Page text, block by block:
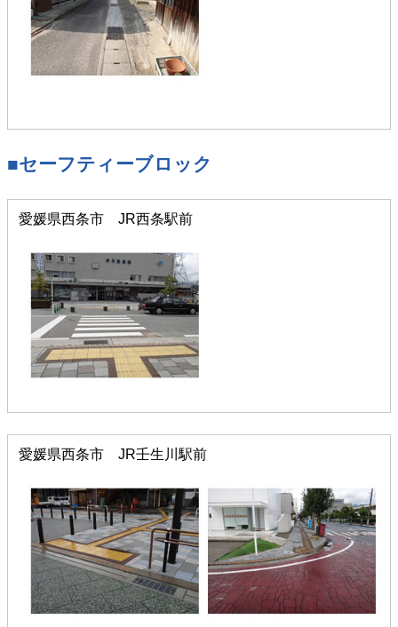
■セーフティーブロック
愛媛県西条市 JR西条駅前
愛媛県西条市 JR壬生川駅前